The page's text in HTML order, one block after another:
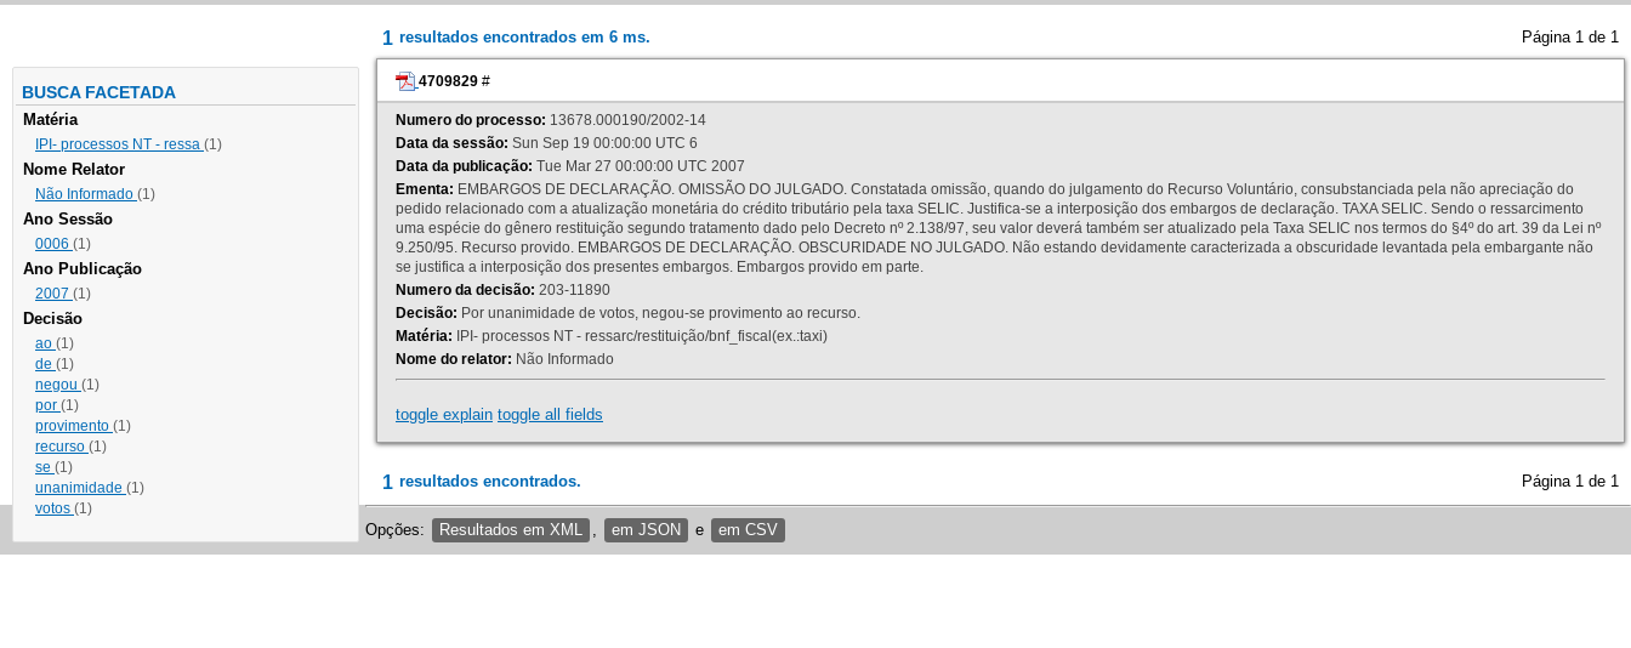
BUSCA FACETADA
Matéria
IPI- processos NT - ressa (1)
Nome Relator
Não Informado (1)
Ano Sessão
0006 (1)
Ano Publicação
2007 (1)
Decisão
ao (1)
de (1)
negou (1)
por (1)
provimento (1)
recurso (1)
se (1)
unanimidade (1)
votos (1)
1 resultados encontrados em 6 ms. Página 1 de 1
4709829 #
Numero do processo: 13678.000190/2002-14
Data da sessão: Sun Sep 19 00:00:00 UTC 6
Data da publicação: Tue Mar 27 00:00:00 UTC 2007
Ementa: EMBARGOS DE DECLARAÇÃO. OMISSÃO DO JULGADO. Constatada omissão, quando do julgamento do Recurso Voluntário, consubstanciada pela não apreciação do
pedido relacionado com a atualização monetária do crédito tributário pela taxa SELIC. Justifica-se a interposição dos embargos de declaração. TAXA SELIC. Sendo o ressarcimento
uma espécie do gênero restituição segundo tratamento dado pelo Decreto nº 2.138/97, seu valor deverá também ser atualizado pela Taxa SELIC nos termos do §4º do art. 39 da Lei nº
9.250/95. Recurso provido. EMBARGOS DE DECLARAÇÃO. OBSCURIDADE NO JULGADO. Não estando devidamente caracterizada a obscuridade levantada pela embargante não
se justifica a interposição dos presentes embargos. Embargos provido em parte.
Numero da decisão: 203-11890
Decisão: Por unanimidade de votos, negou-se provimento ao recurso.
Matéria: IPI- processos NT - ressarc/restituição/bnf_fiscal(ex.:taxi)
Nome do relator: Não Informado
toggle explain toggle all fields
1 resultados encontrados. Página 1 de 1
Opções: Resultados em XML em JSON e em CSV